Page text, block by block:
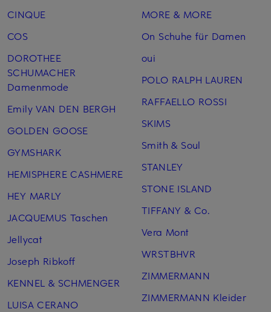
CINQUE
COS
DOROTHEE
SCHUMACHER
Damenmode
Emily VAN DEN BERGH
GOLDEN GOOSE
GYMSHARK
HEMISPHERE CASHMERE
HEY MARLY
JACQUEMUS Taschen
Jellycat
Joseph Ribkoff
KENNEL & SCHMENGER
LUISA CERANO
MORE & MORE
On Schuhe für Damen
oui
POLO RALPH LAUREN
RAFFAELLO ROSSI
SKIMS
Smith & Soul
STANLEY
STONE ISLAND
TIFFANY & Co.
Vera Mont
WRSTBHVR
ZIMMERMANN
ZIMMERMANN Kleider